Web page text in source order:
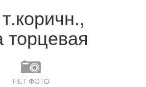
торцевая